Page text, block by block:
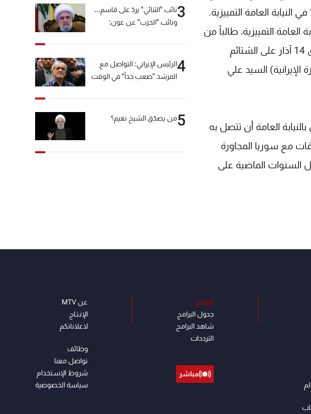
العامة التمييزية.
العامة التمييزية، طالباً من
أبو سمرا قبل استدعائه "استدعاء رئيس الحكومة الاسبق سعد الحريري وكل رموز فريق 14 آذار على الشتائم
السيد علي
العامة أن تتصل به
مع سوريا المجاورة
السنوات الماضية على
3نائب "الثنائي" يردّ على قاسم...
ونائب "الحزب" عن عون:
4الرئيس الإيراني: التواصل مع
المرشد "صعب جداً" في الوقت
5من يصدّق الشيخ نعيم؟
البرامج
جدول البرامج
شاهد البرامج
الترددات
مباشر
عن MTV
الإنـتـاج
لاعلاناتكم
وظائف
تواصل معنا
شروط الإسـتخدام
سياسة الخصوصية